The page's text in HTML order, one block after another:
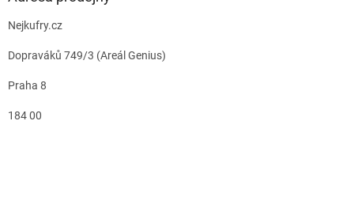
Nejkufry.cz
Dopraváků 749/3 (Areál Genius)
Praha 8
184 00